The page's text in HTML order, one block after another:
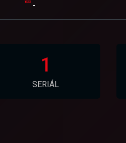
-
1
SERIÁL